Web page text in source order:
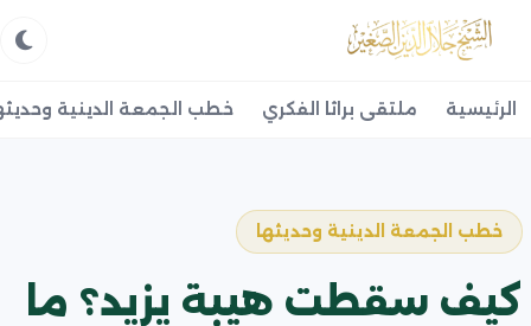
الرئيسية ملتقى براثا الفكري خطب الجمعة الدينية
خطب الجمعة الدينية وحديثها
كيف سقطت هيبة يزيد؟ ما